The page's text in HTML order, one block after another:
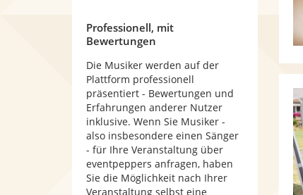
Professionell, mit
Bewertungen
Die Musiker werden auf der
Plattform professionell
präsentiert - Bewertungen und
Erfahrungen anderer Nutzer
inklusive. Wenn Sie Musiker -
also insbesondere einen Sänger
- für Ihre Veranstaltung über
eventpeppers anfragen, haben
Sie die Möglichkeit nach Ihrer
Veranstaltung selbst eine